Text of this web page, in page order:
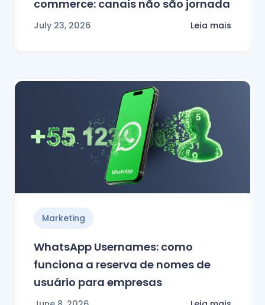
commerce: canais não são jornada
July 23, 2026 Leia mais
Marketing
WhatsApp Usernames: como
funciona a reserva de nomes de
usuário para empresas